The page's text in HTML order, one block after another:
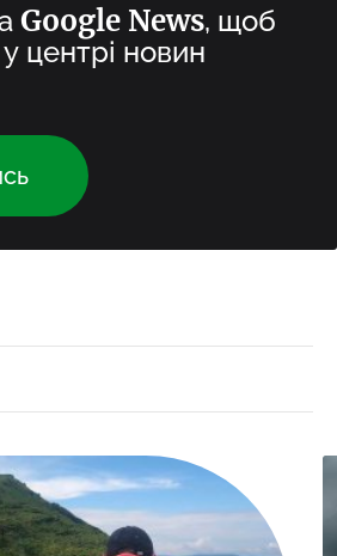
Google News, щоб
центрі новин